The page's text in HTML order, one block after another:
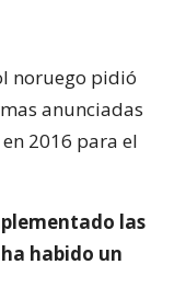
noruego pidió
anunciadas
2016 para el
las
habido un